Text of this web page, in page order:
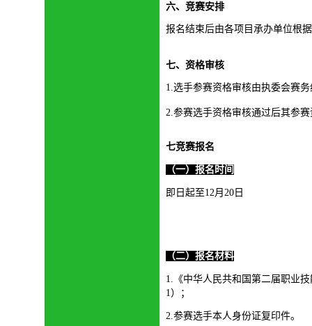
六、 竞赛安排
报名结束后由各项目承办单位根
七、 资格审核
1.选手参赛资格审核由执委会赛
2.参赛选手资格审核通过后其参
七竞赛报名
（一）报名时间
即日起至12月20日
（二）报名材料
1. 《中华人民共和国第二届职业
1）；
2.参赛选手本人身份证复印件。